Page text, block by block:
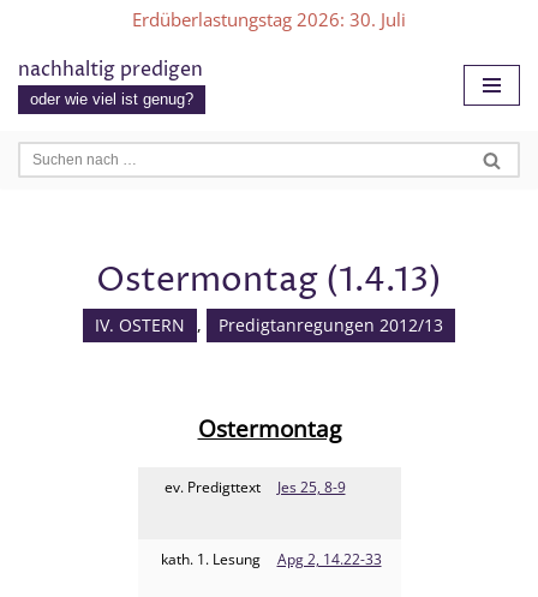
Zum
Inhalt
Erdüberlastungstag 2026: 30. Juli
nachhaltig predigen
oder wie viel ist genug?
Ostermontag (1.4.13)
IV. OSTERN , Predigtanregungen 2012/13
Ostermontag
ev. Predigttext
kath. 1. Lesung
Jes 25, 8-9
Apg 2, 14.22-33